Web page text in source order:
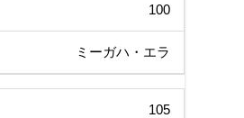
100
ミーガハ・エラ
105